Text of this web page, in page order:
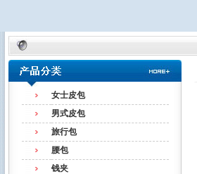
女士皮包
男式皮包
旅行包
腰包
钱夹